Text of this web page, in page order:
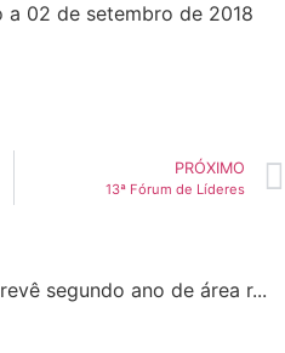
02 de setembro de 2018
PRÓXIMO
13ª Fórum de Líderes
segundo ano de área r...